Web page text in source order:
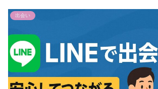
出会い